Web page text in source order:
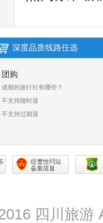
深度品质线路任选
团购
成都的旅行社有哪些？
不支持随时退
不支持过期退
四川旅